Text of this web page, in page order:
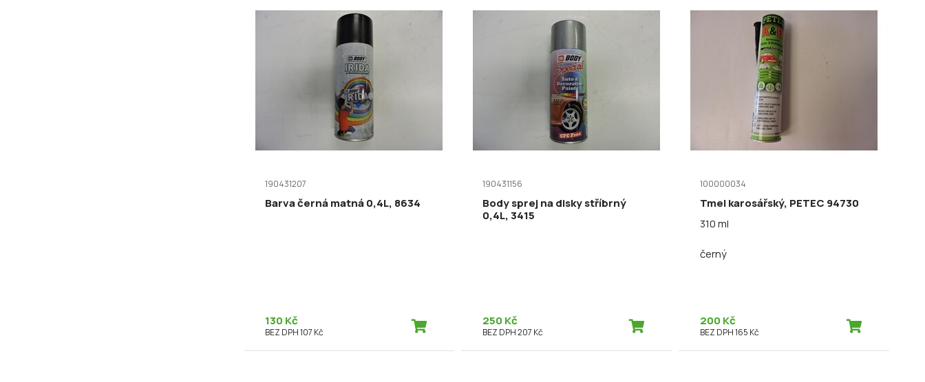
190431207
Barva černá matná 0,4L, 8634
130 Kč
BEZ DPH 107 Kč
190431156
Body sprej na disky stříbrný
0,4L, 3415
250 Kč
BEZ DPH 207 Kč
100000034
Tmel karosářský, PETEC 94730
310 ml
černý
200 Kč
BEZ DPH 165 Kč